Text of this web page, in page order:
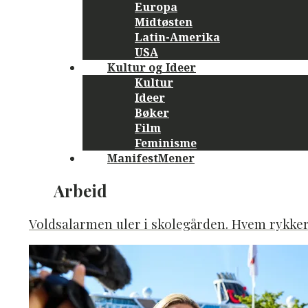
Europa
Midtøsten
Latin-Amerika
USA
Kultur og Ideer
Kultur
Ideer
Bøker
Film
Feminisme
ManifestMener
Category
Arbeid
Voldsalarmen uler i skolegården. Hvem